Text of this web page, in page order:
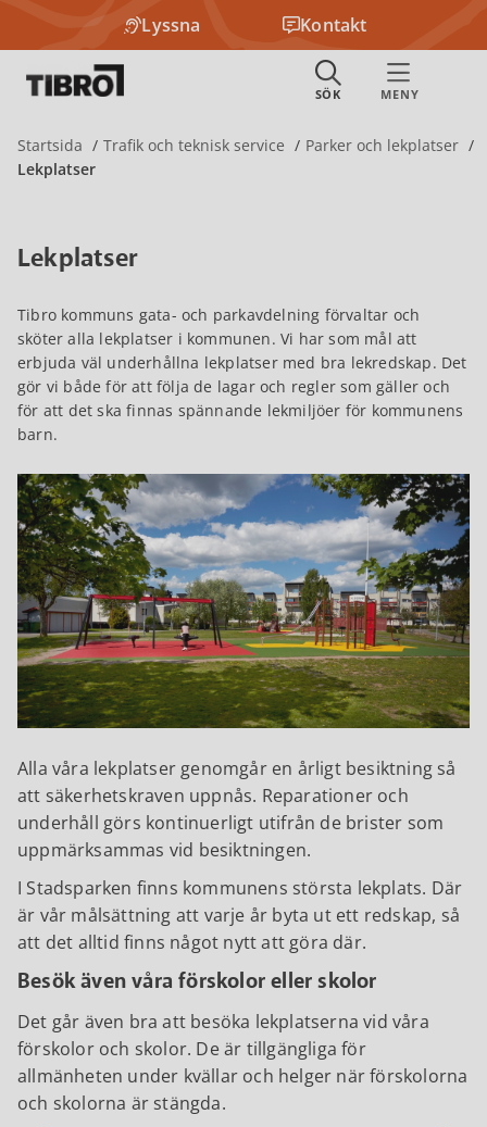
Lyssna Kontakt
Startsida Trafik och teknisk service
Parker och lekplatser
Lekplatser
Lekplatser
Tibro kommuns gata- och parkavdelning förvaltar och
sköter alla lekplatser i kommunen. Vi har som mål att
erbjuda väl underhållna lekplatser med bra lekredskap. Det
gör vi både för att följa de lagar och regler som gäller och
för att det ska finnas spännande lekmiljöer för kommunens
barn.
Alla våra lekplatser genomgår en årligt besiktning så
att säkerhetskraven uppnås. Reparationer och
underhåll görs kontinuerligt utifrån de brister som
uppmärksammas vid besiktningen.
I Stadsparken finns kommunens största lekplats. Där
är vår målsättning att varje år byta ut ett redskap, så
att det alltid finns något nytt att göra där.
Besök även våra förskolor eller skolor
Det går även bra att besöka lekplatserna vid våra
förskolor och skolor. De är tillgängliga för
allmänheten under kvällar och helger när förskolorna
och skolorna är stängda.